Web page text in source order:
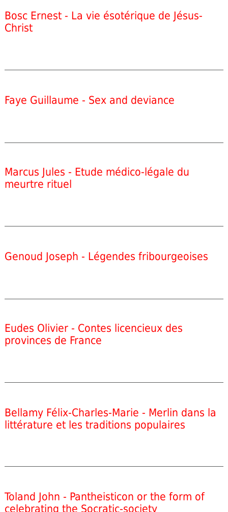
Bosc Ernest - La vie ésotérique de Jésus-
Christ
Faye Guillaume - Sex and deviance
Marcus Jules - Etude médico-légale du
meurtre rituel
Genoud Joseph - Légendes fribourgeoises
Eudes Olivier - Contes licencieux des
provinces de France
Bellamy Félix-Charles-Marie - Merlin dans la
littérature et les traditions populaires
Toland John - Pantheisticon or the form of
celebrating the Socratic-society